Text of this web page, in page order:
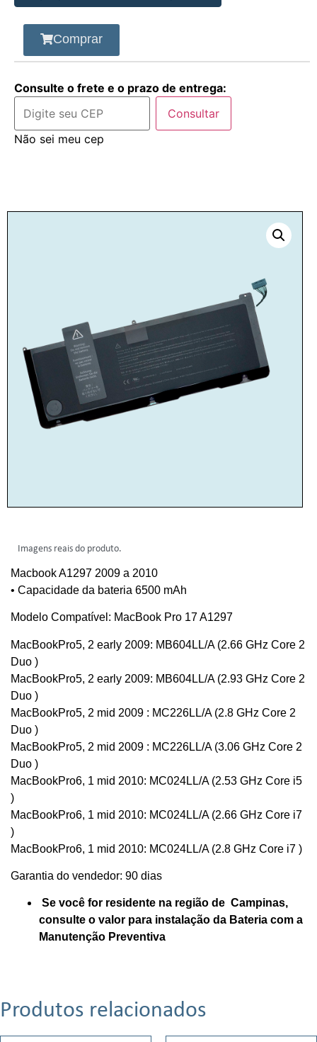
Imagens reais do produto.
Comprar
Consulte o frete e o prazo de entrega:
Consultar
Não sei meu cep
Macbook A1297 2009 a 2010
• Capacidade da bateria 6500 mAh
Modelo Compatível: MacBook Pro 17 A1297
MacBookPro5, 2 early 2009: MB604LL/A (2.66 GHz Core 2
Duo )
MacBookPro5, 2 early 2009: MB604LL/A (2.93 GHz Core 2
Duo )
MacBookPro5, 2 mid 2009 : MC226LL/A (2.8 GHz Core 2
Duo )
MacBookPro5, 2 mid 2009 : MC226LL/A (3.06 GHz Core 2
Duo )
MacBookPro6, 1 mid 2010: MC024LL/A (2.53 GHz Core i5
)
MacBookPro6, 1 mid 2010: MC024LL/A (2.66 GHz Core i7
)
MacBookPro6, 1 mid 2010: MC024LL/A (2.8 GHz Core i7 )
Garantia do vendedor: 90 dias
Se você for residente na região de Campinas,
consulte o valor para instalação da Bateria com a
Manutenção Preventiva
Produtos relacionados